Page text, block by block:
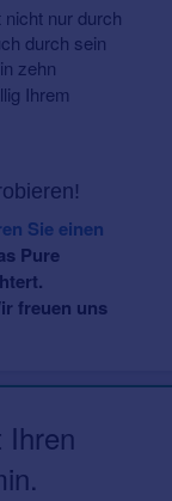
nur durch
durch sein
zehn
Ihrem
Sie einen
Pure
freuen uns
Ihren